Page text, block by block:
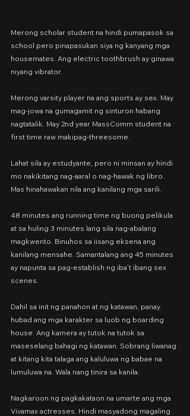
Merong scholar student na hindi pumapasok sa
school pero pinapasukan siya ng kanyang mga
housemates. Ang electric toothbrush ay ginawa
niyang vibrator.
Merong varsity player na ang sports ay sex. May
mag-jowa na gumagamit ng sinturon habang
nagtatalik. May 2nd year MassComm student na
first time raw makipag-threesome.
Lahat sila ay estudyante, pero ni minsan ay hindi
mo nakikitang nag-aaral o nag-hawak ng libro.
Mas hinahawakan nila ang kanilang mga sarili.
48 minutes ang running time ng buong pelikula
at sa huling 3 minutes lang sila nag-abalang
magkwento. Binuhos sa iisang eksena ang
kanilang mensahe. Samantalang ang 45 minutes
ay napunta sa pag-establish ng iba’t ibang sex
scenes.
Dahil sa init ng panahon at ng katawan, panay
hubad ang mga karakter sa luob ng boarding
house. Ang kamera ay tutok na tutok sa
maseselang bahagi ng katawan. Sobrang liwanag
at kitang kita talaga ang kaluluwa ng babae na
lumuluwa na. Wala nang tinira sa kanila.
Nagkaroon ng pagkakataon na umarte ang mga
Vivamax actresses. Hindi masyadong magaling